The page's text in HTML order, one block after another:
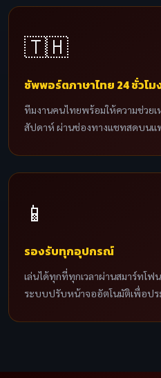
🇹🇭
ซัพพอร์ตภาษาไทย 24 ชั่วโม
ทีมงานคนไทยพร้อมให้ความช่วย
สัปดาห์ ผ่านช่องทางแชทสดบนแ
📱
รองรับทุกอุปกรณ์
เล่นได้ทุกที่ทุกเวลาผ่านสมาร์ทโ
ระบบปรับหน้าจออัตโนมัติเพื่อป